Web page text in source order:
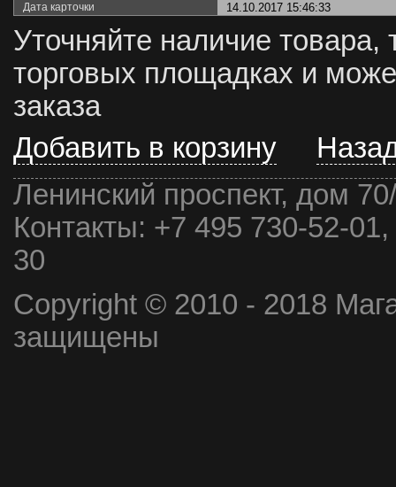
Дата карточки 14.10.2017 15:46:33
Уточняйте наличие товара,
торговых площадках и
заказа
Добавить в корзину
Ленинский проспект, дом
Контакты: +7 495 730-52-
30
Copyright © 2010 - 2018
защищены